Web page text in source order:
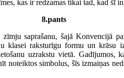
kas ir redzamas tikai tad, kad šī
8.pants
saprašanu, šajā Konvencijā
klasei raksturīgu formu un krāsu
uzrakstu vietā. Gadījumos,
noteiktos simbolus, šīs izmaiņas